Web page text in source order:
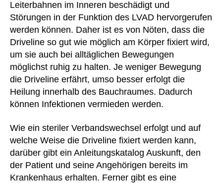
Leiterbahnen im Inneren beschädigt und
Störungen in der Funktion des LVAD hervorgerufen
werden können. Daher ist es von Nöten, dass die
Driveline so gut wie möglich am Körper fixiert wird,
um sie auch bei alltäglichen Bewegungen
möglichst ruhig zu halten. Je weniger Bewegung
die Driveline erfährt, umso besser erfolgt die
Heilung innerhalb des Bauchraumes. Dadurch
können Infektionen vermieden werden.
Wie ein steriler Verbandswechsel erfolgt und auf
welche Weise die Driveline fixiert werden kann,
darüber gibt ein Anleitungskatalog Auskunft, den
der Patient und seine Angehörigen bereits im
Krankenhaus erhalten. Ferner gibt es eine